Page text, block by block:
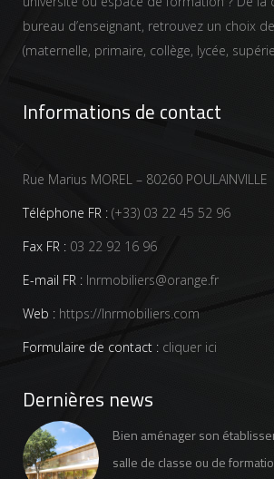
bureau d’enseignant, retrouvez un choix
(maternelle, primaire, collège, lycée,
Informations de contact
Rue Marius MOREL – 80260 POULAINVILLE
Téléphone FR : (+33) 03 22 45 52 96
Fax FR : 03 22 92 16 96
E-mail FR : lnrmobiliers@orange.fr
Web : https://lnrmobiliers.com
Formulaire de contact : cliquer ici
Dernières news
Bien aménager son
salle de classe ou de